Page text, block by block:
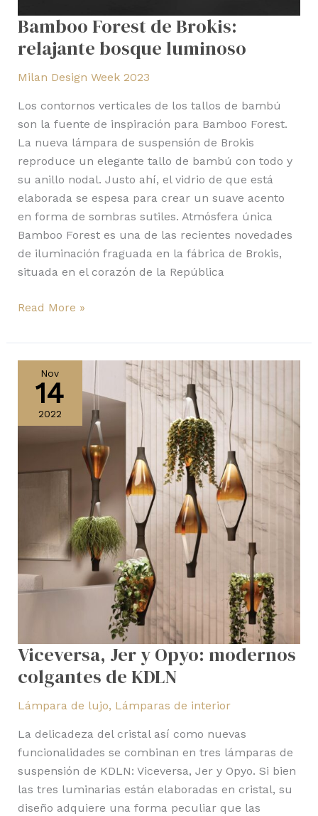
Bamboo Forest de Brokis:
relajante bosque luminoso
Milan Design Week 2023
Los contornos verticales de los tallos de bambú
son la fuente de inspiración para Bamboo Forest.
La nueva lámpara de suspensión de Brokis
reproduce un elegante tallo de bambú con todo y
su anillo nodal. Justo ahí, el vidrio de que está
elaborada se espesa para crear un suave acento
en forma de sombras sutiles. Atmósfera única
Bamboo Forest es una de las recientes novedades
de iluminación fraguada en la fábrica de Brokis,
situada en el corazón de la República
Read More »
Nov
14
2022
Viceversa, Jer y Opyo: modernos
colgantes de KDLN
Lámpara de lujo, Lámparas de interior
La delicadeza del cristal así como nuevas
funcionalidades se combinan en tres lámparas de
suspensión de KDLN: Viceversa, Jer y Opyo. Si bien
las tres luminarias están elaboradas en cristal, su
diseño adquiere una forma peculiar que las
Opyo:
modernos